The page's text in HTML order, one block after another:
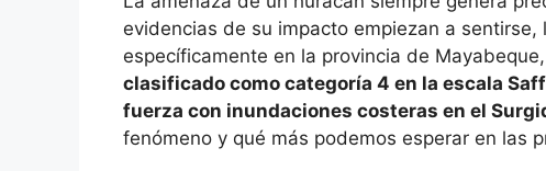
evidencias de su impacto empiezan a sentirse,
específicamente en la provincia de
clasificado como categoría 4 en la escala
fuerza con inundaciones costeras en el
fenómeno y qué más podemos esperar en las